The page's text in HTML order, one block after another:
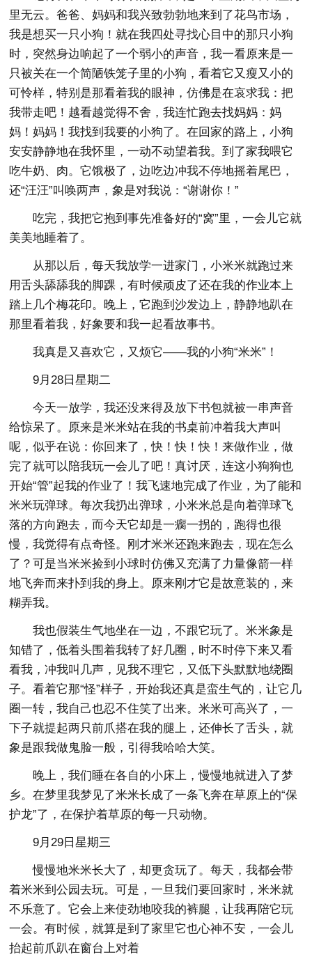
里无云。爸爸、妈妈和我兴致勃勃地来到了花鸟市场，
我是想买一只小狗！就在我四处寻找心目中的那只小狗
时，突然身边响起了一个弱小的声音，我一看原来是一
只被关在一个简陋铁笼子里的小狗，看着它又瘦又小的
可怜样，特别是那看着我的眼神，仿佛是在哀求我：把
我带走吧！越看越觉得不舍，我连忙跑去找妈妈：妈
妈！妈妈！我找到我要的小狗了。在回家的路上，小狗
安安静静地在我怀里，一动不动望着我。到了家我喂它
吃牛奶、肉。它饿极了，边吃边冲我不停地摇着尾巴，
还“汪汪”叫唤两声，象是对我说：“谢谢你！”
吃完，我把它抱到事先准备好的“窝”里，一会儿它就
美美地睡着了。
从那以后，每天我放学一进家门，小米米就跑过来
用舌头舔舔我的脚踝，有时候顽皮了还在我的作业本上
踏上几个梅花印。晚上，它跑到沙发边上，静静地趴在
那里看着我，好象要和我一起看故事书。
我真是又喜欢它，又烦它——我的小狗“米米”！
9月28日星期二
今天一放学，我还没来得及放下书包就被一串声音
给惊呆了。原来是米米站在我的书桌前冲着我大声叫
呢，似乎在说：你回来了，快！快！快！来做作业，做
完了就可以陪我玩一会儿了吧！真讨厌，连这小狗狗也
开始“管”起我的作业了！我飞速地完成了作业，为了能和
米米玩弹球。每次我扔出弹球，小米米总是向着弹球飞
落的方向跑去，而今天它却是一瘸一拐的，跑得也很
慢，我觉得有点奇怪。刚才米米还跑来跑去，现在怎么
了？可是当米米捡到小球时仿佛又充满了力量像箭一样
地飞奔而来扑到我的身上。原来刚才它是故意装的，来
糊弄我。
我也假装生气地坐在一边，不跟它玩了。米米象是
知错了，低着头围着我转了好几圈，时不时停下来又看
看我，冲我叫几声，见我不理它，又低下头默默地绕圈
子。看着它那“怪”样子，开始我还真是蛮生气的，让它几
圈一转，我自己也忍不住笑了出来。米米可高兴了，一
下子就提起两只前爪搭在我的腿上，还伸长了舌头，就
象是跟我做鬼脸一般，引得我哈哈大笑。
晚上，我们睡在各自的小床上，慢慢地就进入了梦
乡。在梦里我梦见了米米长成了一条飞奔在草原上的“保
护龙”了，在保护着草原的每一只动物。
9月29日星期三
慢慢地米米长大了，却更贪玩了。每天，我都会带
着米米到公园去玩。可是，一旦我们要回家时，米米就
不乐意了。它会上来使劲地咬我的裤腿，让我再陪它玩
一会。有时候，就算是到了家里它也心神不安，一会儿
抬起前爪趴在窗台上对着